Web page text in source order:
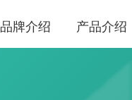
品牌介绍 产品介绍